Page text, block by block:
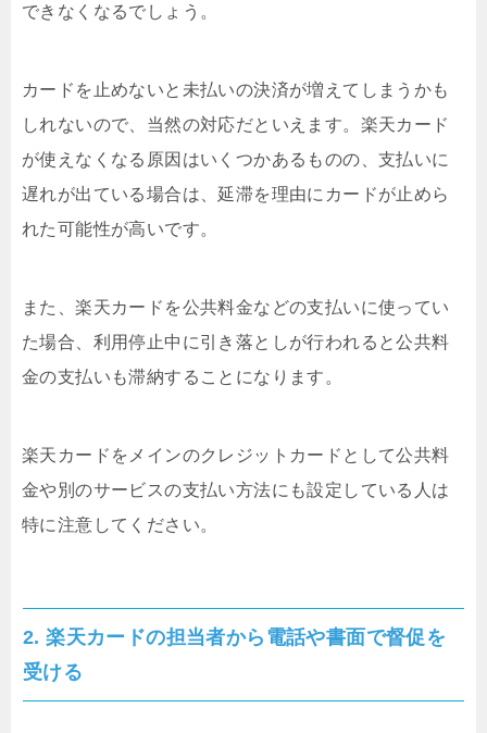
できなくなるでしょう。
カードを止めないと未払いの決済が増えてしまうかも
しれないので、当然の対応だといえます。楽天カード
が使えなくなる原因はいくつかあるものの、支払いに
遅れが出ている場合は、延滞を理由にカードが止めら
れた可能性が高いです。
また、楽天カードを公共料金などの支払いに使ってい
た場合、利用停止中に引き落としが行われると公共料
金の支払いも滞納することになります。
楽天カードをメインのクレジットカードとして公共料
金や別のサービスの支払い方法にも設定している人は
特に注意してください。
2. 楽天カードの担当者から電話や書面で督促を
受ける